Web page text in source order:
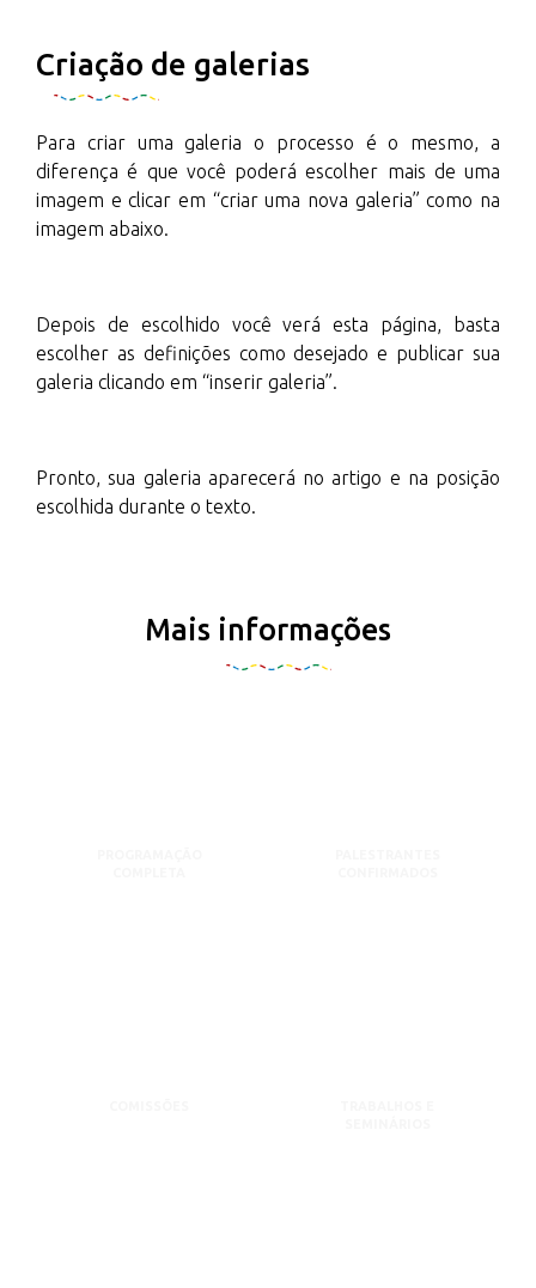
Criação de galerias
Para criar uma galeria o processo é o mesmo, a
diferença é que você poderá escolher mais de uma
imagem e clicar em “criar uma nova galeria” como na
imagem abaixo.
Depois de escolhido você verá esta página, basta
escolher as definições como desejado e publicar sua
galeria clicando em “inserir galeria”.
Pronto, sua galeria aparecerá no artigo e na posição
escolhida durante o texto.
Mais informações